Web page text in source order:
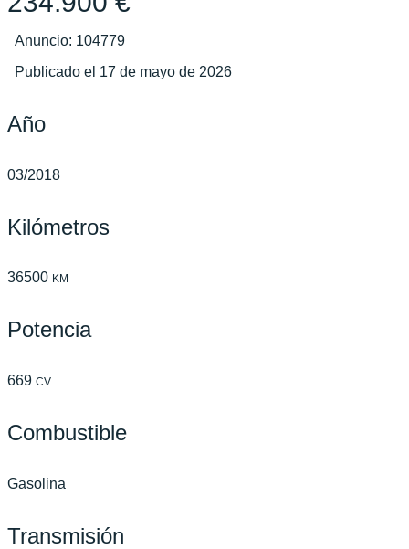
Anuncio: 104779
Publicado el 17 de mayo de 2026
Año
03/2018
Kilómetros
36500 KM
Potencia
669 CV
Combustible
Gasolina
Transmisión